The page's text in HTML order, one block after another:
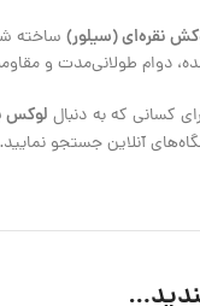
نقره‌ای (سیلور) ساخته
دوام طولانی‌مدت و
کسانی که به دنبال لوکس
آنلاین جستجو